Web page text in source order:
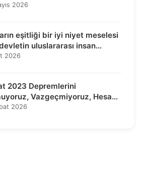
Ticari Akıbetine
2026
eşitliği bir iyi niyet meselesi
uluslararası insan…
2026
2023 Depremlerini
Vazgeçmiyoruz, Hesap
İstiyoruz!
2026